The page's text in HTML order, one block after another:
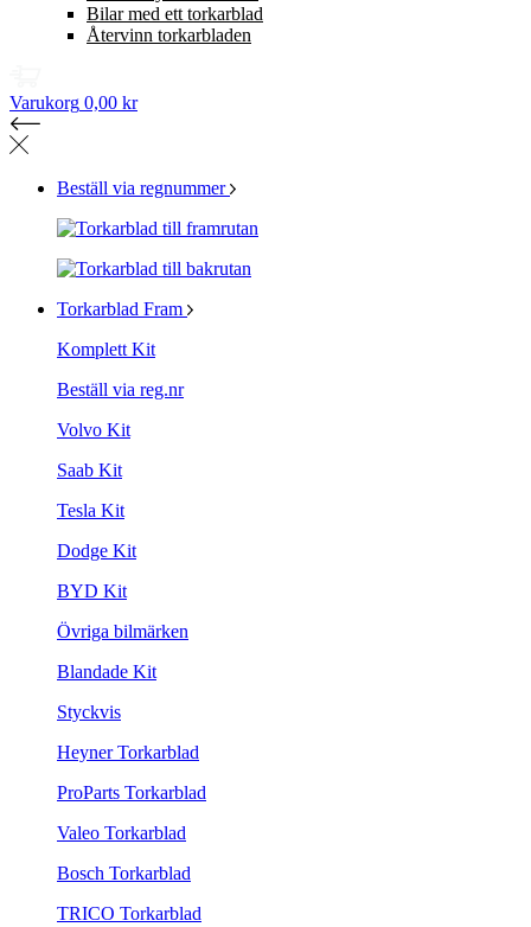
Bilar med ett torkarblad
Återvinn torkarbladen
Varukorg 0,00 kr
Beställ via regnummer
Torkarblad Fram
Komplett Kit
Beställ via reg.nr
Volvo Kit
Saab Kit
Tesla Kit
Dodge Kit
BYD Kit
Övriga bilmärken
Blandade Kit
Styckvis
Heyner Torkarblad
ProParts Torkarblad
Valeo Torkarblad
Bosch Torkarblad
TRICO Torkarblad